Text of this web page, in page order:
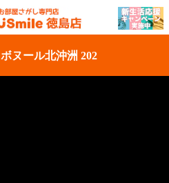
ボヌール北沖洲 202